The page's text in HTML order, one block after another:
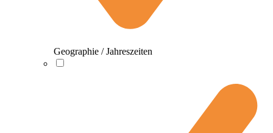
Geographie / Jahreszeiten